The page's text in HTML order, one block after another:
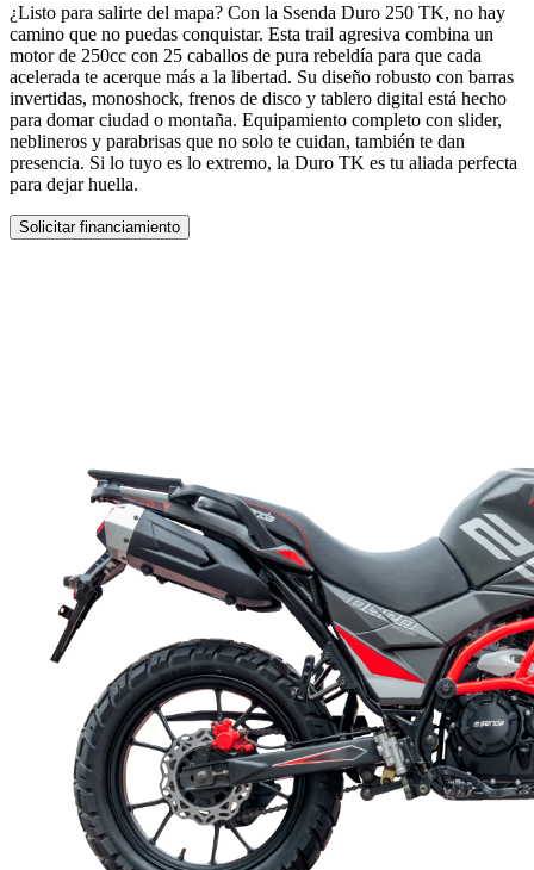
¿Listo para salirte del mapa? Con la Ssenda Duro 250 TK, no hay
camino que no puedas conquistar. Esta trail agresiva combina un
motor de 250cc con 25 caballos de pura rebeldía para que cada
acelerada te acerque más a la libertad. Su diseño robusto con barras
invertidas, monoshock, frenos de disco y tablero digital está hecho
para domar ciudad o montaña. Equipamiento completo con slider,
neblineros y parabrisas que no solo te cuidan, también te dan
presencia. Si lo tuyo es lo extremo, la Duro TK es tu aliada perfecta
para dejar huella.
Solicitar financiamiento